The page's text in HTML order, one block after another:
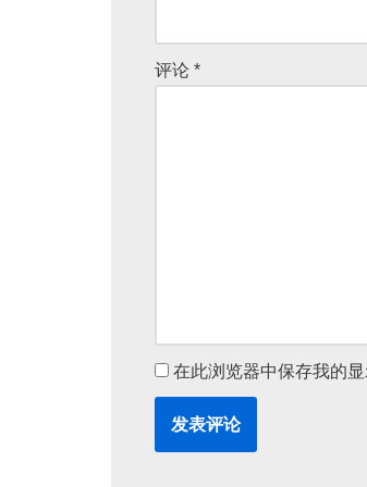
评论 *
在此浏览器中保存我的